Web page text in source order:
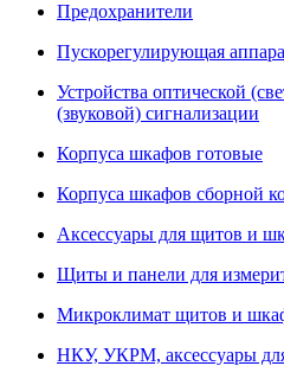
Предохранители
Пускорегулирующая
Устройства оптической
(звуковой) сигнализации
Корпуса шкафов готовые
Корпуса шкафов сборной
Аксессуары для щитов и
Щиты и панели для
Микроклимат щитов и
НКУ, УКРМ, аксессуары